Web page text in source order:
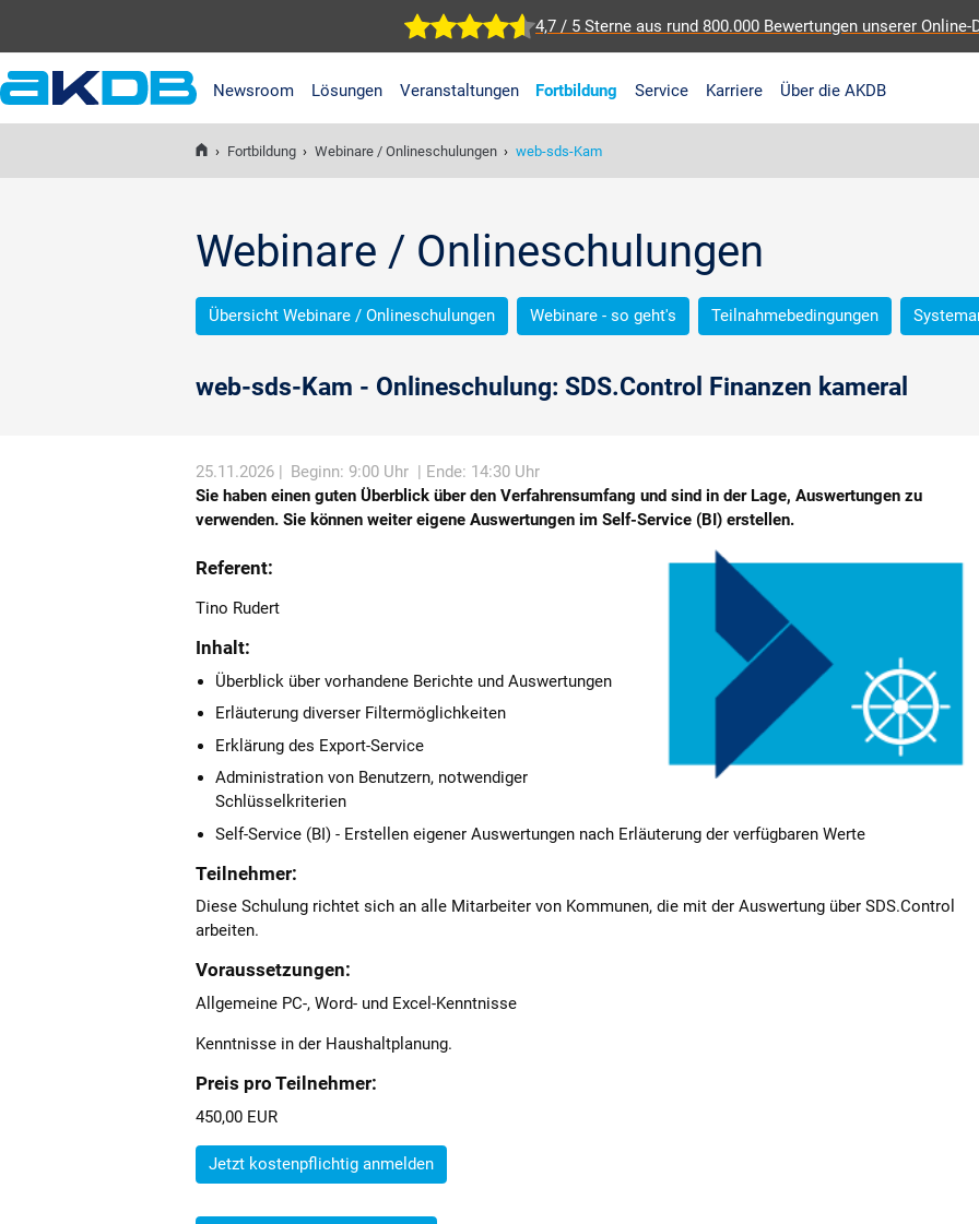
4,7 / 5 Sterne aus rund 800.000 Bewertungen unserer Online-
Newsroom Lösungen Veranstaltungen Fortbildung Service Karriere Über die AKDB
› Fortbildung › Webinare / Onlineschulungen › web-sds-Kam
Webinare / Onlineschulungen
Übersicht Webinare / Onlineschulungen Webinare - so geht's Teilnahmebedingungen
web-sds-Kam - Onlineschulung: SDS.Control Finanzen kameral
25.11.2026 | Beginn: 9:00 Uhr | Ende: 14:30 Uhr
Sie haben einen guten Überblick über den Verfahrensumfang und sind in der Lage, Auswertungen zu
verwenden. Sie können weiter eigene Auswertungen im Self-Service (BI) erstellen.
Referent:
Tino Rudert
Inhalt:
Überblick über vorhandene Berichte und Auswertungen
Erläuterung diverser Filtermöglichkeiten
Erklärung des Export-Service
Administration von Benutzern, notwendiger
Schlüsselkriterien
Self-Service (BI) - Erstellen eigener Auswertungen nach Erläuterung der verfügbaren Werte
Teilnehmer:
Diese Schulung richtet sich an alle Mitarbeiter von Kommunen, die mit der Auswertung über SDS.Control
arbeiten.
Voraussetzungen:
Allgemeine PC-, Word- und Excel-Kenntnisse
Kenntnisse in der Haushaltplanung.
Preis pro Teilnehmer:
450,00 EUR
Jetzt kostenpflichtig anmelden